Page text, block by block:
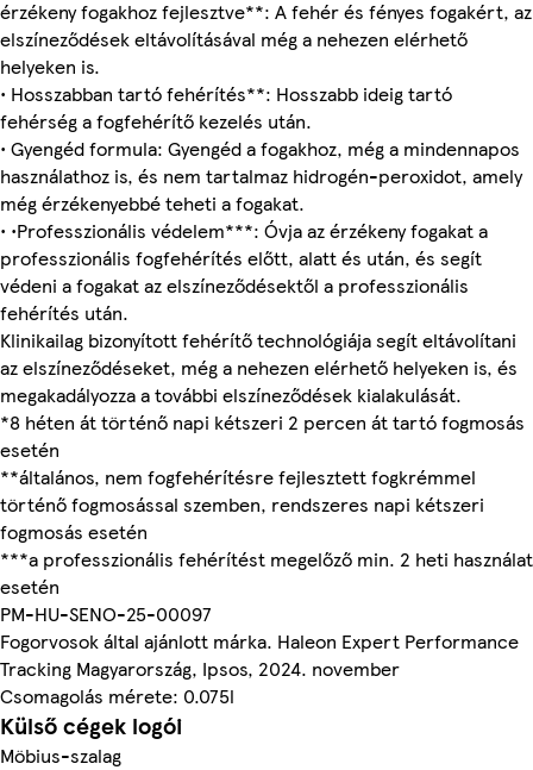
érzékeny fogakhoz fejlesztve**: A fehér és fényes fogakért, az
elszíneződések eltávolításával még a nehezen elérhető
helyeken is.
• Hosszabban tartó fehérítés**: Hosszabb ideig tartó
fehérség a fogfehérítő kezelés után.
• Gyengéd formula: Gyengéd a fogakhoz, még a mindennapos
használathoz is, és nem tartalmaz hidrogén-peroxidot, amely
még érzékenyebbé teheti a fogakat.
• •Professzionális védelem***: Óvja az érzékeny fogakat a
professzionális fogfehérítés előtt, alatt és után, és segít
védeni a fogakat az elszíneződésektől a professzionális
fehérítés után.
Klinikailag bizonyított fehérítő technológiája segít eltávolítani
az elszíneződéseket, még a nehezen elérhető helyeken is, és
megakadályozza a további elszíneződések kialakulását.
*8 héten át történő napi kétszeri 2 percen át tartó fogmosás
esetén
**általános, nem fogfehérítésre fejlesztett fogkrémmel
történő fogmosással szemben, rendszeres napi kétszeri
fogmosás esetén
***a professzionális fehérítést megelőző min. 2 heti használat
esetén
PM-HU-SENO-25-00097
Fogorvosok által ajánlott márka. Haleon Expert Performance
Tracking Magyarország, Ipsos, 2024. november
Csomagolás mérete: 0.075l
Külső cégek logói
Möbius-szalag